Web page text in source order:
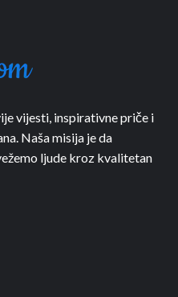
vijesti, inspirativne priče i
Naša misija je da
ljude kroz kvalitetan